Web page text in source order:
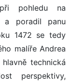
pohledu na
a poradil panu
1472 se tedy
malíře Andrea
technická
perspektivy,